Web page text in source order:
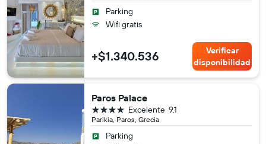
Parking
Wifi gratis
+$1.340.536
Verificar
disponibilidad
Paros Palace
Parikia, Paros, Grecia
9.1
Excelente
4 estrellas
Parking